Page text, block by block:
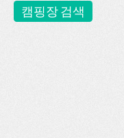
캠핑장 검색